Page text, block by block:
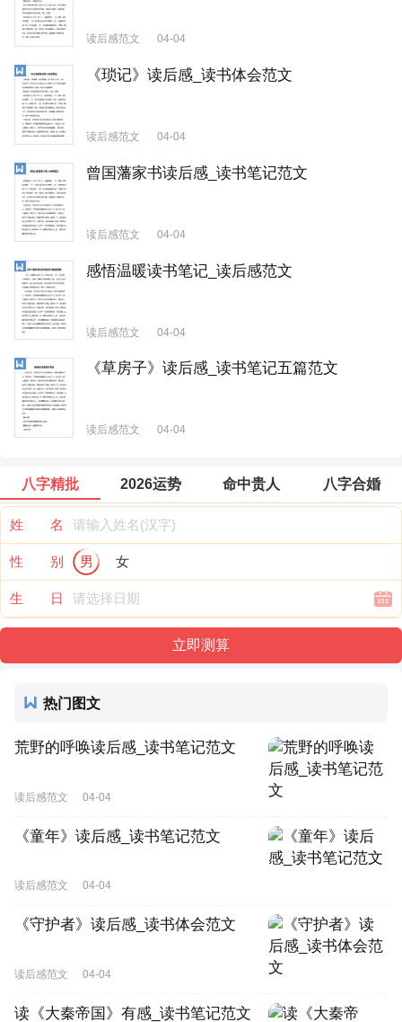
读后感范文 04-04
《琐记》读后感_读书体会范文
读后感范文 04-04
曾国藩家书读后感_读书笔记范文
读后感范文 04-04
感悟温暖读书笔记_读后感范文
读后感范文 04-04
《草房子》读后感_读书笔记五篇范文
读后感范文 04-04
八字精批 2026运势 命中贵人 八字合婚
姓 名
性 别 男 女
生 日
热门图文
荒野的呼唤读后感_读书笔记范文
读后感范文 04-04
《童年》读后感_读书笔记范文
读后感范文 04-04
《守护者》读后感_读书体会范文
读后感范文 04-04
读《大秦帝国》有感_读书笔记范文